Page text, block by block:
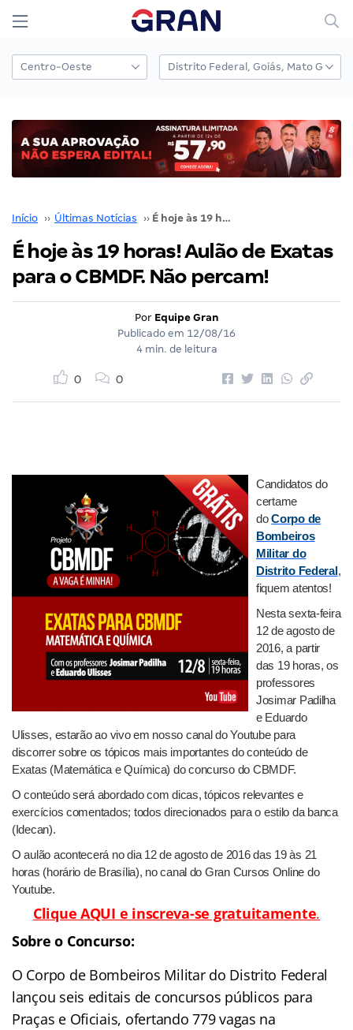
Início ›› Últimas Notícias ›› É hoje às 19 horas! Aulão de Exatas para o CBMDF. Não percam!
É hoje às 19 horas! Aulão de Exatas
para o CBMDF. Não percam!
Por Equipe Gran
Publicado em 12/08/16
4 min. de leitura
0 0
Candidatos do
certame
doCorpo de
Bombeiros
Militar do
Distrito Federal,
fiquem atentos!
Nesta sexta-feira
12 de agosto de
2016, a partir
das 19 horas, os
professores
Josimar Padilha
e Eduardo
Ulisses, estarão ao vivo em nosso canal do Youtube para
discorrer sobre os tópicos mais importantes do conteúdo de
Exatas (Matemática e Química) do concurso do CBMDF.
O conteúdo será abordado com dicas, tópicos relevantes e
exercícios comentados; todos direcionados para o estilo da banca
(Idecan).
O aulão acontecerá no dia 12 de agosto de 2016 das 19 às 21
horas (horário de Brasília), no canal do Gran Cursos Online do
Youtube.
Clique AQUI e inscreva-se gratuitamente.
Sobre o Concurso:
O Corpo de Bombeiros Militar do Distrito Federal
lançou seis editais de concursos públicos para
Praças e Oficiais, ofertando 779 vagas na